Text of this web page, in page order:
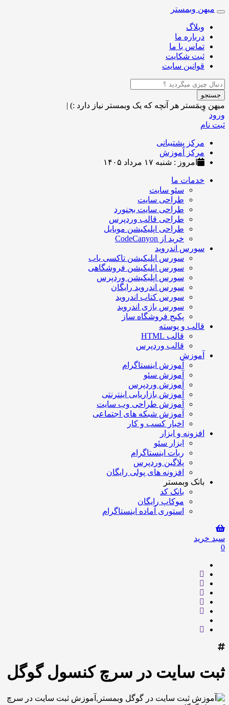
Toggle
navigation
میهن وبمستر
وبلاگ
درباره ما
تماس با ما
ثبت شکایت
قوانین سایت
جستجو
میهن وِبمَستر هر آنچه که یک وبمستر نیاز دارد :) |
ورود
ثبت نام
مرکز پشتیبانی
مرکز آموزش
امروز : شنبه ۱۷ مرداد ۱۴۰۵
خدمات ما
سئو سایت
طراحی سایت
طراحی سایت بجنورد
طراحی قالب وردپرس
طراحی اپلیکیشن موبایل
خرید از CodeCanyon
سورس اندروید
سورس اپلیکیشن تاکسی یاب
سورس اپلیکیشن فروشگاهی
سورس اپلیکیشن وردپرس
سورس اندروید رایگان
سورس کتاب اندروید
سورس بازی اندروید
پکیج فروشگاه ساز
قالب و پوسته
قالب HTML
قالب وردپرس
آموزش
آموزش اینستاگرام
آموزش سئو
آموزش وردپرس
آموزش بازاریابی اینترنتی
آموزش طراحی وب سایت
آموزش شبکه های اجتماعی
اخبار کسب و کار
افزونه و ابزار
ابزار سئو
ربات اینستاگرام
پلاگین وردپرس
افزونه های پولی رایگان
بانک وبمستر
بانک کد
موکاپ رایگان
استوری آماده اینستاگرام
سبد خرید
0
ثبت سایت در سرچ کنسول گوگل